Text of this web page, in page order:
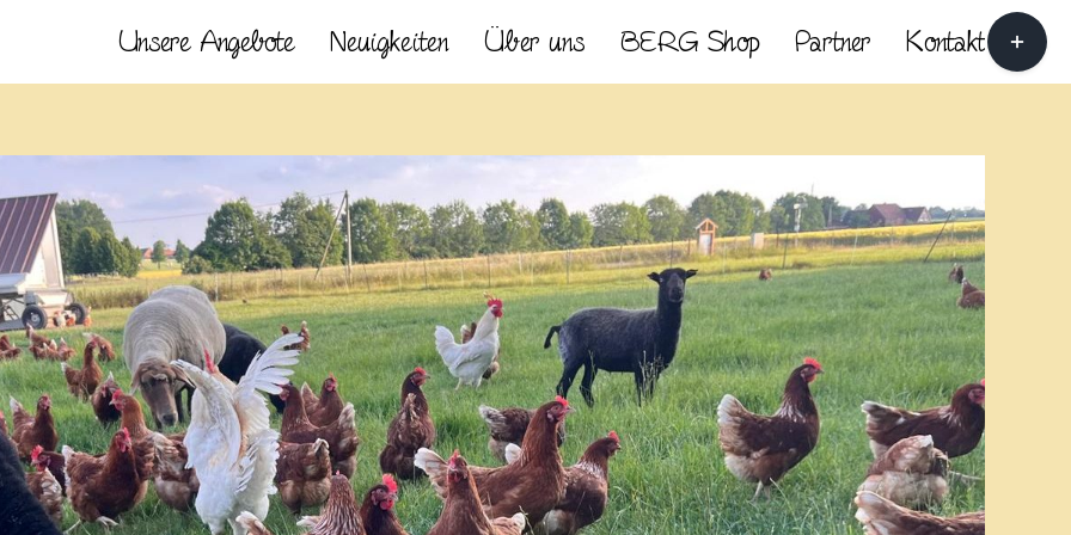
Unsere Angebote Neuigkeiten Über uns BERG Shop Partner KontaktToggle
Sliding